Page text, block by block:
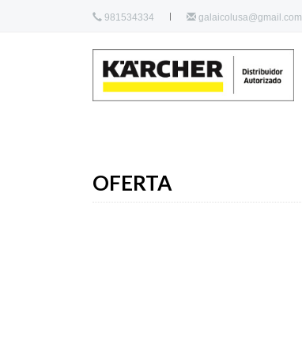
981534334 galaicolusa@gmail.com
OFERTA